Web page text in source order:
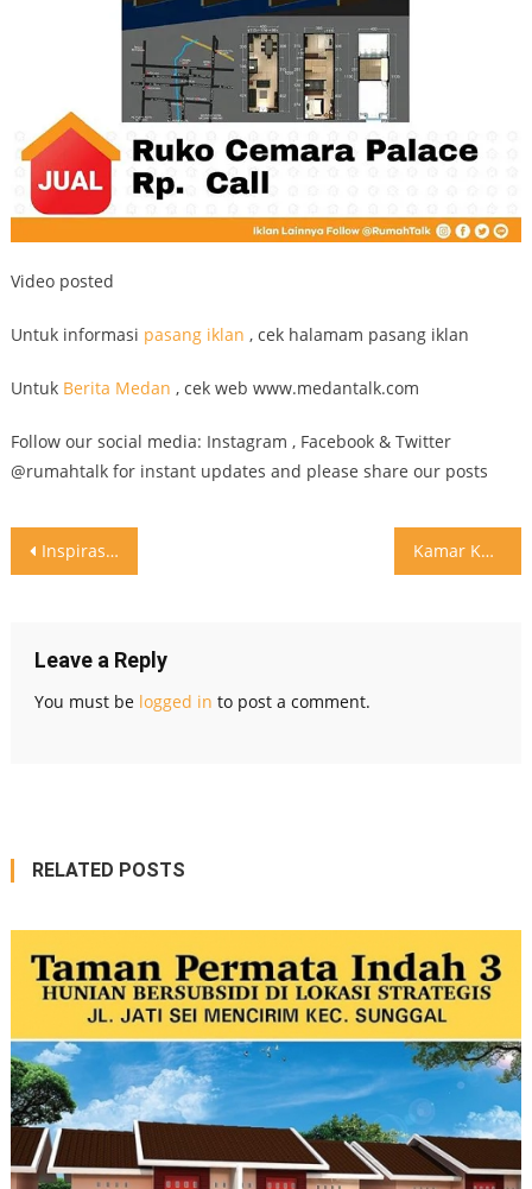
Video posted
Untuk informasi pasang iklan , cek halamam pasang iklan
Untuk Berita Medan , cek web www.medantalk.com
Follow our social media: Instagram , Facebook & Twitter
@rumahtalk for instant updates and please share our posts
Post
Inspirasi rumah unik Kamar Kecil tapi cozy Inspirasi buat kamar Kecil dengan jendela kaca di atap
Leave a Reply
You must be logged in to post a comment.
RELATED POSTS